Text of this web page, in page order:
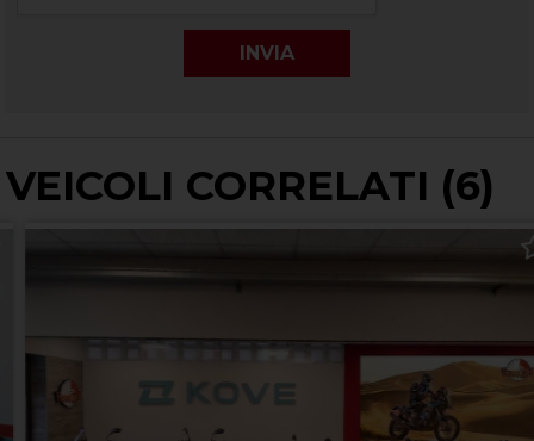
VEICOLI CORRELATI (6)